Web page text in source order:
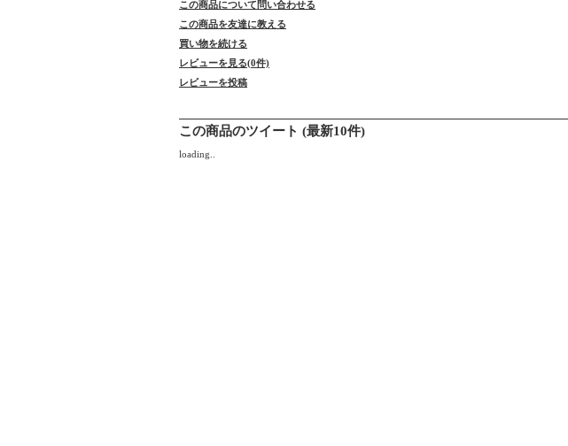
この商品について問い合わせる
この商品を友達に教える
買い物を続ける
レビューを見る(0件)
レビューを投稿
この商品のツイート (最新10件)
loading..